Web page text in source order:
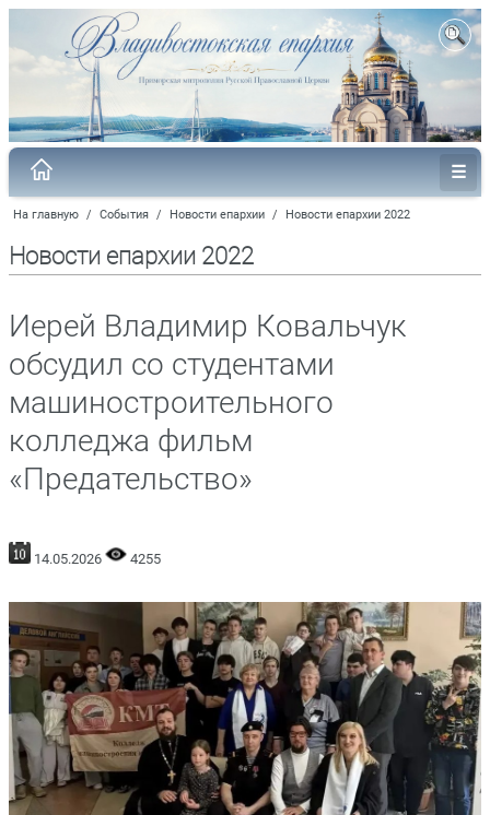
На главную / События / Новости епархии / Новости епархии 2022
Новости епархии 2022
Иерей Владимир Ковальчук
обсудил со студентами
машиностроительного
колледжа фильм
«Предательство»
14.05.2026 4255